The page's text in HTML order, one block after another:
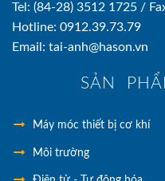
Tel: (84-28) 3512 1725 /
Hotline: 0912.39.73.79
Email: tai-anh@hason.vn
SẢN
Máy móc thiết bị cơ khí
Môi trường